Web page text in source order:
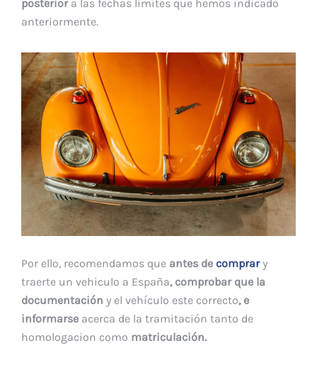
posteriora las fechas límites que hemos indicado
anteriormente.
Por ello, recomendamos que antes de comprary
traerte un vehiculo a España, comprobar que la
documentación y el vehículo este correcto, e
informarse acerca de la tramitación tanto de
homologacion como matriculación.